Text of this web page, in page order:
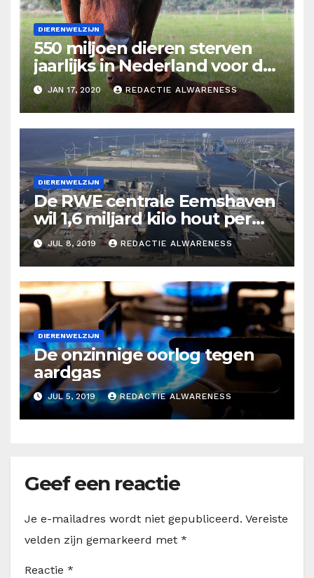
DIERENWELZIJN
550 miljoen dieren sterven
jaarlijks in Nederland voor de
voedingsindustrie
JAN 17, 2020 REDACTIE ALWARENESS
DIERENWELZIJN
De RWE centrale Eemshaven
wil 1,6 miljard kilo hout per
jaar gaan verstoken.
JUL 8, 2019 REDACTIE ALWARENESS
DIERENWELZIJN
De onzinnige oorlog tegen
aardgas
JUL 5, 2019 REDACTIE ALWARENESS
Geef een reactie
Je e-mailadres wordt niet gepubliceerd. Vereiste
velden zijn gemarkeerd met *
Reactie *